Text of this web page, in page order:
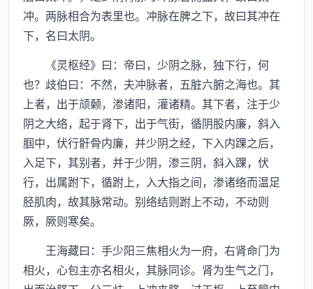
冲。两脉相合为表里也。冲脉在脾之下，故曰其冲在
下，名曰太阴。
《灵枢经》曰：帝曰，少阴之脉，独下行，何
也？歧伯曰：不然，夫冲脉者，五脏六腑之海也。其
上者，出于颃颡，渗诸阳，灌诸精。其下者，注于少
阴之大络，起于肾下，出于气街，循阴股内廉，斜入
腘中，伏行骭骨内廉，并少阴之经，下入内踝之后，
入足下，其别者，并于少阴，渗三阴，斜入踝，伏
行，出属跗下，循跗上，入大指之间，渗诸络而温足
胫肌肉，故其脉常动。别络结则跗上不动，不动则
厥，厥则寒矣。
王海藏曰：手少阳三焦相火为一府，右肾命门为
相火，心包主亦名相火，其脉同诊。肾为生气之门，